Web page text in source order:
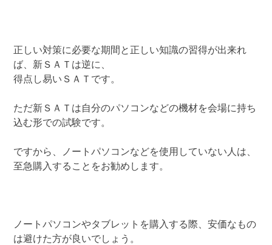
正しい対策に必要な期間と正しい知識の習得が出来れ
ば、新ＳＡＴは逆に、
得点し易いＳＡＴです。
ただ新ＳＡＴは自分のパソコンなどの機材を会場に持ち
込む形での試験です。
ですから、ノートパソコンなどを使用していない人は、
至急購入することをお勧めします。
ノートパソコンやタブレットを購入する際、安価なもの
は避けた方が良いでしょう。